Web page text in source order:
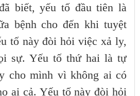
biết, yếu tố đầu tiên là
bệnh cho đến khi tuyệt
tố này đòi hỏi việc xả ly,
sự. Yếu tố thứ hai là tự
cho mình vì không ai có
ai cả. Yếu tố này đòi hỏi